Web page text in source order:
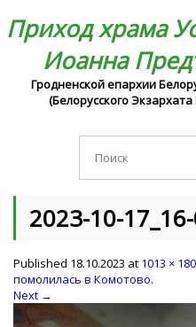
Приход храма
Иоанна
Гродненской епархии
(Белорусского
2023-10-
Published 18.10.2023 at 1013 ×
помолилась в Комотово.
Next →